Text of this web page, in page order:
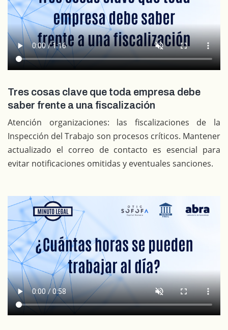
Tres cosas clave que toda empresa debe
saber frente a una fiscalización
Atención organizaciones: las fiscalizaciones de la
Inspección del Trabajo son procesos críticos. Mantener
actualizado el correo de contacto es esencial para
evitar notificaciones omitidas y eventuales sanciones.